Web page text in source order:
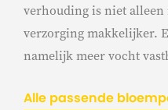
verhouding is niet
verzorging makkelijker.
namelijk meer vocht
Alle passende